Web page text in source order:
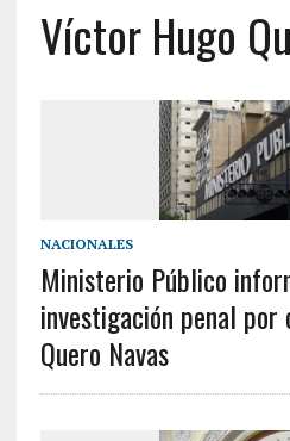
Víctor Hugo
NACIONALES
Ministerio Público
investigación penal
Quero Navas